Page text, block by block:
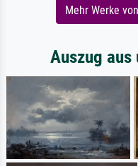
Mehr Werke
Auszug aus